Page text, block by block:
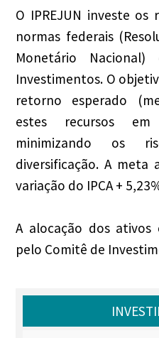
O IPREJUN investe
normas federais
Monetário
Investimentos. O
retorno esperado
estes recursos em
minimizando os
diversificação. A meta
variação do IPCA +
A alocação dos ativos
pelo Comitê de